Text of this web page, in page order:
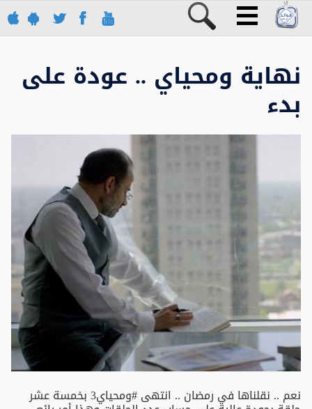
نهاية ومحياي .. عودة على
بدء
نعم .. نقلناها في رمضان .. انتهى #ومحياي3 بخمسة عشر